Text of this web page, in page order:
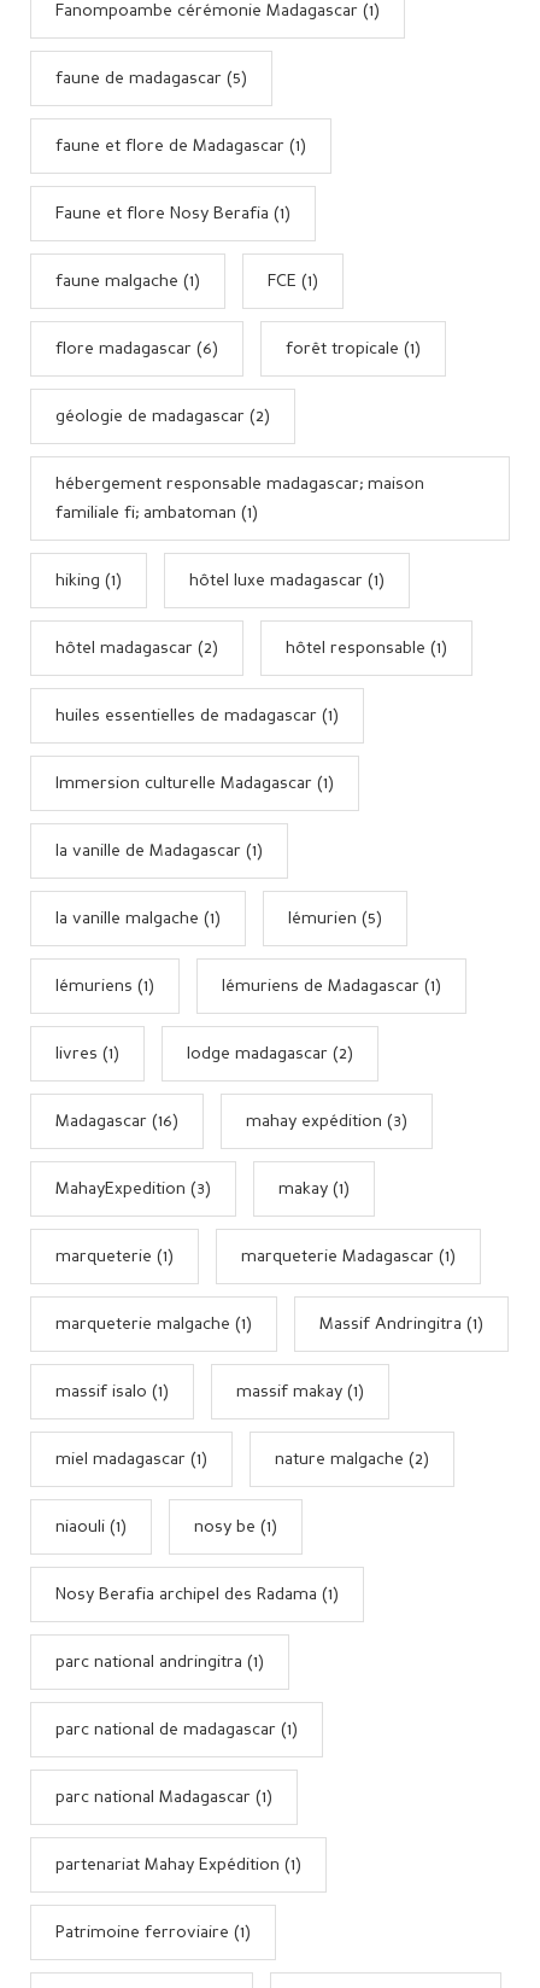
Fanompoambe cérémonie Madagascar (1)
faune de madagascar (5)
faune et flore de Madagascar (1)
Faune et flore Nosy Berafia (1)
faune malgache (1) FCE (1)
flore madagascar (6) forêt tropicale (1)
géologie de madagascar (2)
hébergement responsable madagascar; maison
familiale fi; ambatoman (1)
hiking (1) hôtel luxe madagascar (1)
hôtel madagascar (2) hôtel responsable (1)
huiles essentielles de madagascar (1)
Immersion culturelle Madagascar (1)
la vanille de Madagascar (1)
la vanille malgache (1) lémurien (5)
lémuriens (1) lémuriens de Madagascar (1)
livres (1) lodge madagascar (2)
Madagascar (16) mahay expédition (3)
MahayExpedition (3) makay (1)
marqueterie (1) marqueterie Madagascar (1)
marqueterie malgache (1) Massif Andringitra (1)
massif isalo (1) massif makay (1)
miel madagascar (1) nature malgache (2)
niaouli (1) nosy be (1)
Nosy Berafia archipel des Radama (1)
parc national andringitra (1)
parc national de madagascar (1)
parc national Madagascar (1)
partenariat Mahay Expédition (1)
Patrimoine ferroviaire (1)